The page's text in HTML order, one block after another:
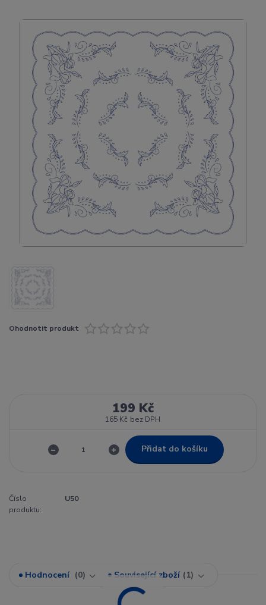
Ohodnotit produkt
199 Kč
165 Kč bez DPH
Přidat do košíku
Číslo
produktu:
U50
Hodnocení 0 Související zboží 1